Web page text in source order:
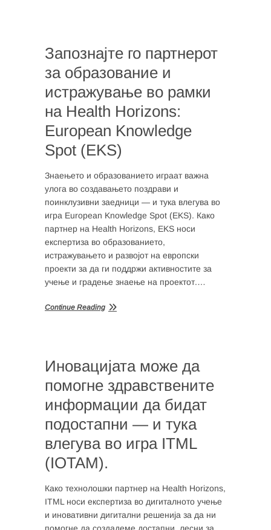
Запознајте го партнерот
за образование и
истражување во рамки
на Health Horizons:
European Knowledge
Spot (EKS)
Знаењето и образованието играат важна
улога во создавањето поздрави и
поинклузивни заедници — и тука влегува во
игра European Knowledge Spot (EKS). Како
партнер на Health Horizons, EKS носи
експертиза во образованието,
истражувањето и развојот на европски
проекти за да ги поддржи активностите за
учење и градење знаење на проектот.…
Continue Reading
Иновацијата може да
помогне здравствените
информации да бидат
подостапни — и тука
влегува во игра ITML
(IOTAM).
Како технолошки партнер на Health Horizons,
ITML носи експертиза во дигиталното учење
и иновативни дигитални решенија за да ни